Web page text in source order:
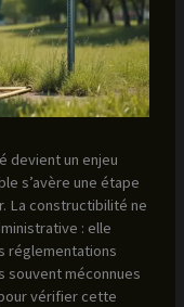
devient un enjeu
s’avère une étape
La constructibilité ne
: elle
réglementations
souvent méconnues
vérifier cette